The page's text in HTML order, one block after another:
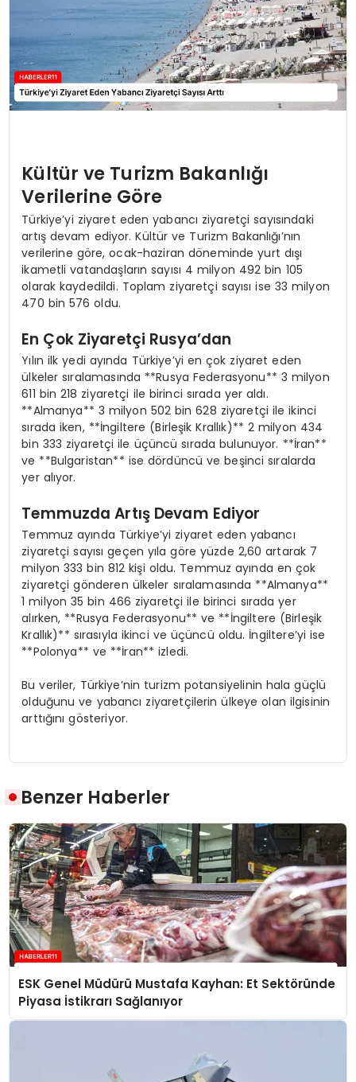
Kültür ve Turizm Bakanlığı
Verilerine Göre
Türkiye’yi ziyaret eden yabancı ziyaretçi sayısındaki
artış devam ediyor. Kültür ve Turizm Bakanlığı’nın
verilerine göre, ocak-haziran döneminde yurt dışı
ikametli vatandaşların sayısı 4 milyon 492 bin 105
olarak kaydedildi. Toplam ziyaretçi sayısı ise 33 milyon
470 bin 576 oldu.
En Çok Ziyaretçi Rusya’dan
Yılın ilk yedi ayında Türkiye’yi en çok ziyaret eden
ülkeler sıralamasında **Rusya Federasyonu** 3 milyon
611 bin 218 ziyaretçi ile birinci sırada yer aldı.
**Almanya** 3 milyon 502 bin 628 ziyaretçi ile ikinci
sırada iken, **İngiltere (Birleşik Krallık)** 2 milyon 434
bin 333 ziyaretçi ile üçüncü sırada bulunuyor. **İran**
ve **Bulgaristan** ise dördüncü ve beşinci sıralarda
yer alıyor.
Temmuzda Artış Devam Ediyor
Temmuz ayında Türkiye’yi ziyaret eden yabancı
ziyaretçi sayısı geçen yıla göre yüzde 2,60 artarak 7
milyon 333 bin 812 kişi oldu. Temmuz ayında en çok
ziyaretçi gönderen ülkeler sıralamasında **Almanya**
1 milyon 35 bin 466 ziyaretçi ile birinci sırada yer
alırken, **Rusya Federasyonu** ve **İngiltere (Birleşik
Krallık)** sırasıyla ikinci ve üçüncü oldu. İngiltere’yi ise
**Polonya** ve **İran** izledi.
Bu veriler, Türkiye’nin turizm potansiyelinin hala güçlü
olduğunu ve yabancı ziyaretçilerin ülkeye olan ilgisinin
arttığını gösteriyor.
Benzer Haberler
ESK Genel Müdürü Mustafa Kayhan: Et Sektöründe
Piyasa İstikrarı Sağlanıyor